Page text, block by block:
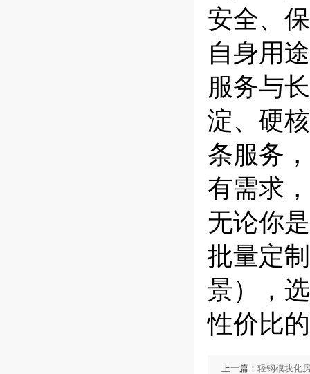
安全、
自身用
服务与
淀、硬
条服务
有需求
无论你
批量定
景），
性价比
上一篇： 轻钢模块化